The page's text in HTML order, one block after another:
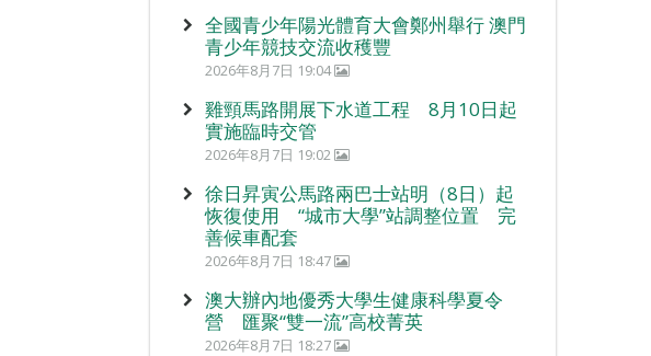
全國青少年陽光體育大會鄭州舉行 澳門
青少年競技交流收穫豐
2026年8月7日 19:04
雞頸馬路開展下水道工程 8月10日起
實施臨時交管
2026年8月7日 19:02
徐日昇寅公馬路兩巴士站明（8日）起
恢復使用 “城市大學”站調整位置 完
善候車配套
2026年8月7日 18:47
澳大辦內地優秀大學生健康科學夏令
營 匯聚“雙一流”高校菁英
2026年8月7日 18:27